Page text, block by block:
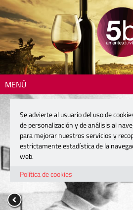
MENÚ
Se advierte al usuario del uso de
de personalización y de análisis al
para mejorar nuestros servicios y
estrictamente estadística de la
web.
Política de cookies